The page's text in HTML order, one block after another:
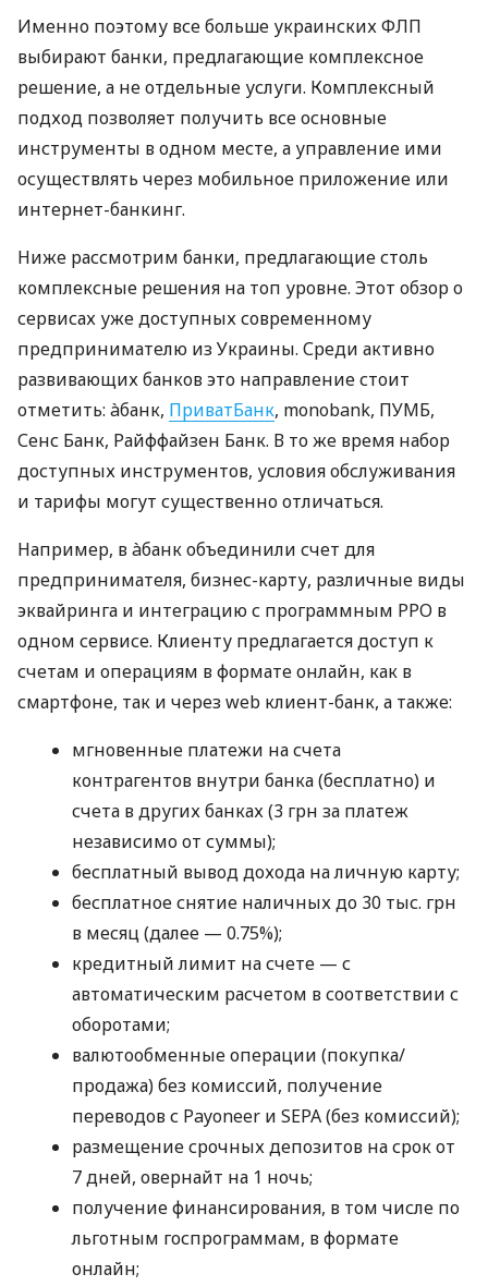
Именно поэтому все больше украинских ФЛП
выбирают банки, предлагающие комплексное
решение, а не отдельные услуги. Комплексный
подход позволяет получить все основные
инструменты в одном месте, а управление ими
осуществлять через мобильное приложение или
интернет-банкинг.
Ниже рассмотрим банки, предлагающие столь
комплексные решения на топ уровне. Этот обзор о
сервисах уже доступных современному
предпринимателю из Украины. Среди активно
развивающих банков это направление стоит
отметить: àбанк, ПриватБанк, monobank, ПУМБ,
Сенс Банк, Райффайзен Банк. В то же время набор
доступных инструментов, условия обслуживания
и тарифы могут существенно отличаться.
Например, в àбанк объединили счет для
предпринимателя, бизнес-карту, различные виды
эквайринга и интеграцию с программным РРО в
одном сервисе. Клиенту предлагается доступ к
счетам и операциям в формате онлайн, как в
смартфоне, так и через web клиент-банк, а также:
мгновенные платежи на счета
контрагентов внутри банка (бесплатно) и
счета в других банках (3 грн за платеж
независимо от суммы);
бесплатный вывод дохода на личную карту;
бесплатное снятие наличных до 30 тыс. грн
в месяц (далее — 0.75%);
кредитный лимит на счете — с
автоматическим расчетом в соответствии с
оборотами;
валютообменные операции (покупка/
продажа) без комиссий, получение
переводов с Payoneer и SEPA (без комиссий);
размещение срочных депозитов на срок от
7 дней, овернайт на 1 ночь;
получение финансирования, в том числе по
льготным госпрограммам, в формате
онлайн;